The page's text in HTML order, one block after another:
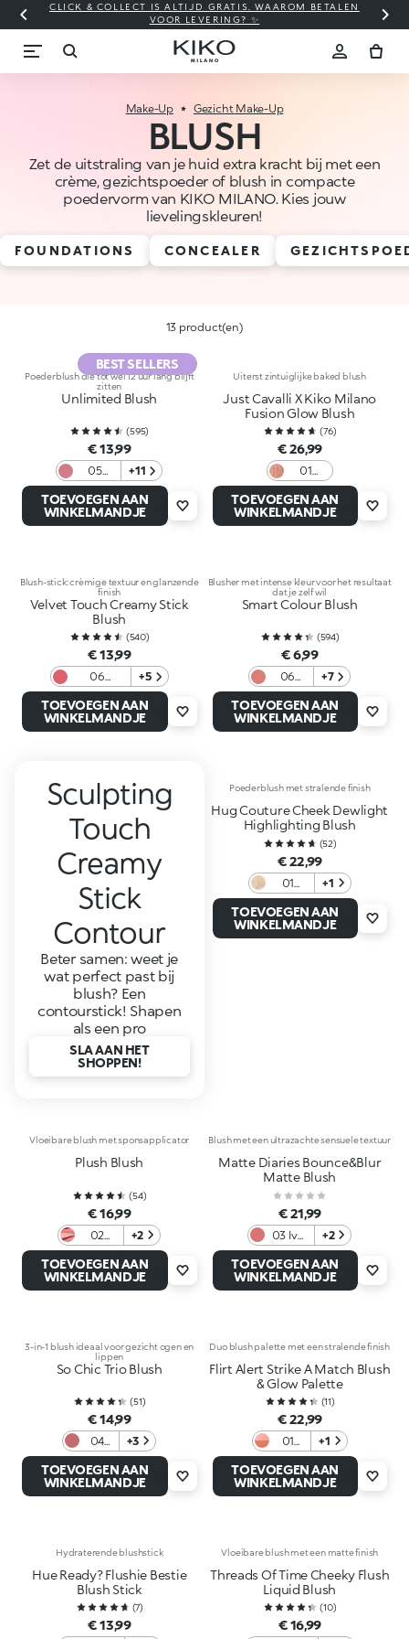
CLICK & COLLECT IS ALTIJD GRATIS. WAAROM BETALEN
VOOR LEVERING? ✨
Make-Up Gezicht Make-Up
BLUSH
Zet de uitstraling van je huid extra kracht bij met een
crème, gezichtspoeder of blush in compacte
poedervorm van KIKO MILANO. Kies jouw
lievelingskleuren!
FOUNDATIONS CONCEALER
13 product(en)
BEST SELLERS
Poederblush die tot wel 12 uur lang blijft
zitten
Unlimited Blush
(595)
€ 13,99
05
Mauve
+11
TOEVOEGEN AAN
WINKELMANDJE
Uiterst zintuiglijke baked blush
Just Cavalli X Kiko Milano
Fusion Glow Blush
(76)
€ 26,99
01
Sunlit
Mocha
TOEVOEGEN AAN
WINKELMANDJE
Blush-stick: crèmige textuur en glanzende
finish
Velvet Touch Creamy Stick
Blush
(540)
€ 13,99
06
Geranium
+5
TOEVOEGEN AAN
WINKELMANDJE
Blusher met intense kleur voor het resultaat
dat je zelf wil
Smart Colour Blush
(594)
€ 6,99
06
Mauve
+7
TOEVOEGEN AAN
WINKELMANDJE
Sculpting
Touch
Creamy
Stick
Contour
Beter samen: weet je
wat perfect past bij
blush? Een
contourstick! Shapen
als een pro
SLA AAN HET
SHOPPEN!
Poederblush met stralende finish
Hug Couture Cheek Dewlight
Highlighting Blush
(52)
€ 22,99
01
Golden
Tulle
+1
TOEVOEGEN AAN
WINKELMANDJE
Vloeibare blush met sponsapplicator
Plush Blush
(54)
€ 16,99
02
Crystal
Coral
+2
TOEVOEGEN AAN
WINKELMANDJE
Blush met een ultrazachte sensuele textuur
Matte Diaries Bounce&Blur
Matte Blush
€ 21,99
03 Ivy
League
Rosé
+2
TOEVOEGEN AAN
WINKELMANDJE
3-in-1 blush ideaal voor gezicht ogen en
lippen
So Chic Trio Blush
(51)
€ 14,99
04
Ruby
Bliss
+3
TOEVOEGEN AAN
WINKELMANDJE
Duo blush palette met een stralende finish
Flirt Alert Strike A Match Blush
& Glow Palette
(11)
€ 22,99
01
Flame
Emoji
+1
TOEVOEGEN AAN
WINKELMANDJE
Hydraterende blushstick
Hue Ready? Flushie Bestie
Blush Stick
(7)
€ 13,99
Vloeibare blush met een matte finish
Threads Of Time Cheeky Flush
Liquid Blush
(10)
€ 16,99